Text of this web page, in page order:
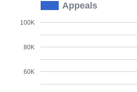
Appeals
60K
80K
100K